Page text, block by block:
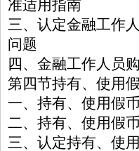
准适用指南
三、认定金融工作
问题
四、金融工作人员
第四节持有、使用
一、持有、使用假
二、持有、使用假
三、认定持有、使